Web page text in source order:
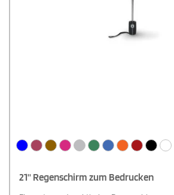
21'' Regenschirm zum Bedrucken